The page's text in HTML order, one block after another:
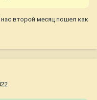
второй месяц пошел как